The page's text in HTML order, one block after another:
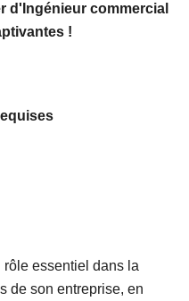
d'Ingénieur commercial
!
essentiel dans la
de son entreprise, en